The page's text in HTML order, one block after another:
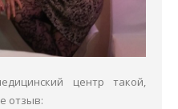
центр такой,
отзыв: